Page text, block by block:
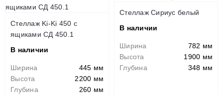
Стеллаж Ki-Ki 450 с
ящиками СД 450.1
В наличии
Ширина
445 мм
Высота
2200 мм
Глубина
260 мм
Стеллаж Сириус белый
В наличии
Ширина
782 мм
Высота
1900 мм
Глубина
348 мм